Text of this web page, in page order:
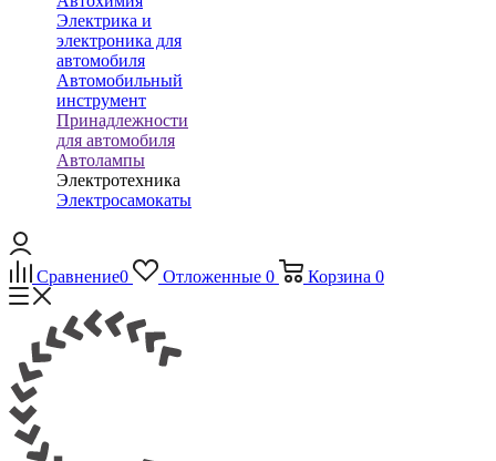
Электрика и
электроника для
автомобиля
Автомобильный
инструмент
Принадлежности
для автомобиля
Автолампы
Электротехника
Электросамокаты
Сравнение0 Отложенные 0 Корзина 0